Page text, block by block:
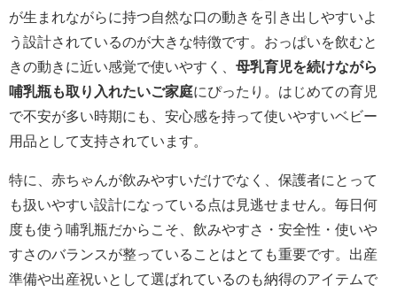
が生まれながらに持つ自然な口の動きを引き出しやすいよ
う設計されているのが大きな特徴です。おっぱいを飲むと
きの動きに近い感覚で使いやすく、 母乳育児を続けながら
哺乳瓶も取り入れたいご家庭にぴったり。はじめての育児
で不安が多い時期にも、安心感を持って使いやすいベビー
用品として支持されています。
特に、赤ちゃんが飲みやすいだけでなく、保護者にとって
も扱いやすい設計になっている点は見逃せません。毎日何
度も使う哺乳瓶だからこそ、飲みやすさ・安全性・使いや
すさのバランスが整っていることはとても重要です。出産
準備や出産祝いとして選ばれているのも納得のアイテムで